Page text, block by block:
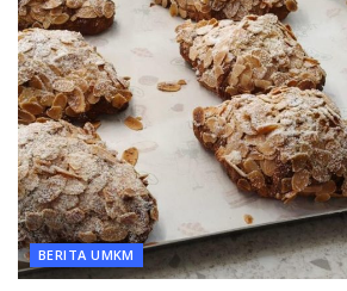
BERITA UMKM